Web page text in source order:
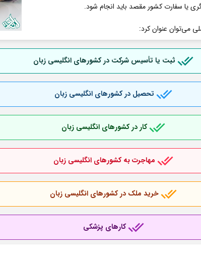
یا سفارت کشور مقصد باید انجام شود.
می‌توان عنوان کرد:
ثبت یا تأسیس شرکت در کشورهای انگلیسی زبان
تحصیل در کشورهای انگلیسی زبان
کار در کشورهای انگلیسی زبان
مهاجرت به کشورهای انگلیسی زبان
خرید ملک در کشورهای انگلیسی زبان
کارهای پزشکی